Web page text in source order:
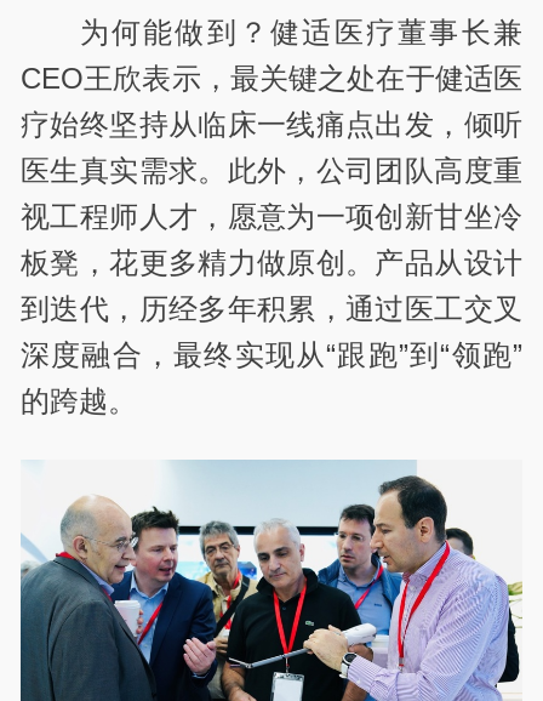
为何能做到？健适医疗董事长兼
CEO王欣表示，最关键之处在于健适医
疗始终坚持从临床一线痛点出发，倾听
医生真实需求。此外，公司团队高度重
视工程师人才，愿意为一项创新甘坐冷
板凳，花更多精力做原创。产品从设计
到迭代，历经多年积累，通过医工交叉
深度融合，最终实现从“跟跑”到“领跑”
的跨越。